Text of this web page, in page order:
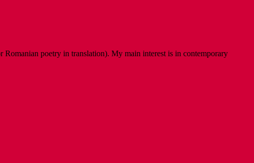
poetry in translation). My main interest is in contemporary